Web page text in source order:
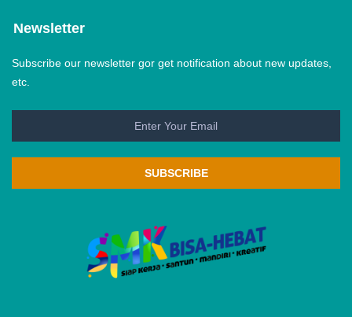
Newsletter
Subscribe our newsletter gor get notification about new updates,
etc.
SUBSCRIBE